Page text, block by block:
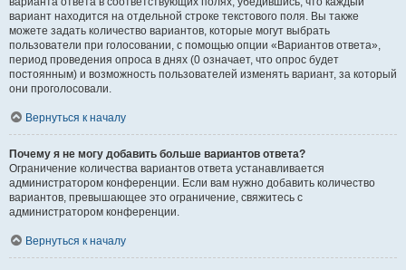
вариант находится на отдельной строке текстового поля. Вы также
можете задать количество вариантов, которые могут выбрать
пользователи при голосовании, с помощью опции «Вариантов ответа»,
период проведения опроса в днях (0 означает, что опрос будет
постоянным) и возможность пользователей изменять вариант, за который
они проголосовали.
Вернуться к началу
Почему я не могу добавить больше вариантов ответа?
Ограничение количества вариантов ответа устанавливается
администратором конференции. Если вам нужно добавить количество
вариантов, превышающее это ограничение, свяжитесь с
администратором конференции.
Вернуться к началу